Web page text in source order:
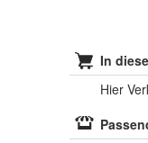
In
Hier